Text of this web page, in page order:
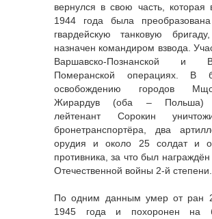
вернулся в свою часть, которая
1944 года была
гвардейскую танковую
назначен командиром взвода.
Варшавско-Познанской и
Померанской операциях. В
освобождению городов
Жирардув (оба – Польша)
лейтенант Сорокин
бронетранспортёра, два
орудия и около 25 солдат и
противника, за что был
Отечественной войны 2-й степени.
По одним данным умер от ран
1945 года и похоронен на